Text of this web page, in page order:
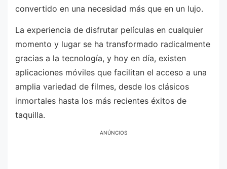
convertido en una necesidad más que en un lujo.
La experiencia de disfrutar películas en cualquier
momento y lugar se ha transformado radicalmente
gracias a la tecnología, y hoy en día, existen
aplicaciones móviles que facilitan el acceso a una
amplia variedad de filmes, desde los clásicos
inmortales hasta los más recientes éxitos de
taquilla.
ANÚNCIOS